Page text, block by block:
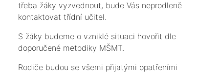
třeba žáky vyzvednout, bude Vás neprodleně
kontaktovat třídní učitel.
S žáky budeme o vzniklé situaci hovořit dle
doporučené metodiky MŠMT.
Rodiče budou se všemi přijatými opatřeními